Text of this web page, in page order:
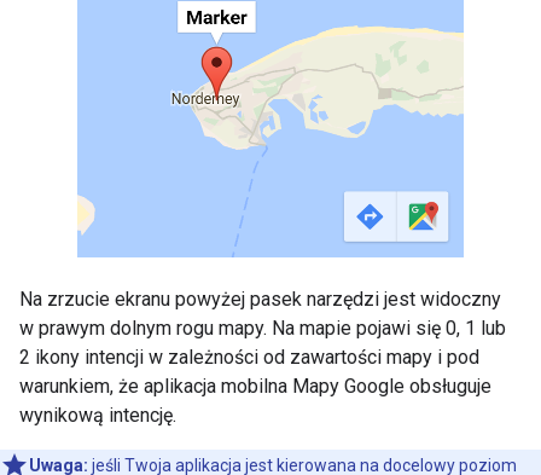
Na zrzucie ekranu powyżej pasek narzędzi jest widoczny
w prawym dolnym rogu mapy. Na mapie pojawi się 0, 1 lub
2 ikony intencji w zależności od zawartości mapy i pod
warunkiem, że aplikacja mobilna Mapy Google obsługuje
wynikową intencję.
Uwaga: jeśli Twoja aplikacja jest kierowana na docelowy poziom